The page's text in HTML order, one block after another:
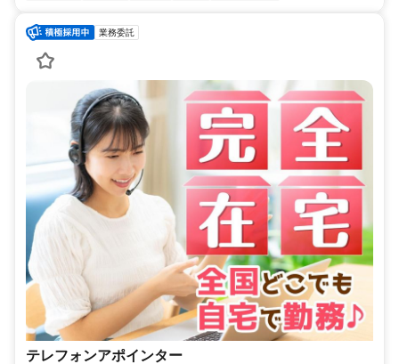
業務委託
テレフォンアポインター